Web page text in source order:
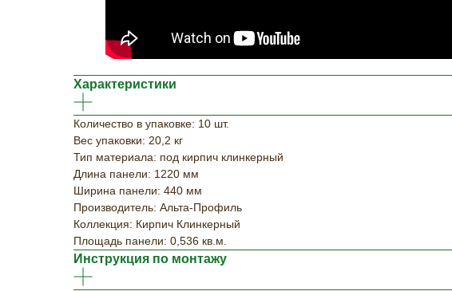
Характеристики
Количество в упаковке: 10 шт.
Вес упаковки: 20,2 кг
Тип материала: под кирпич клинкерный
Длина панели: 1220 мм
Ширина панели: 440 мм
Производитель: Альта-Профиль
Коллекция: Кирпич Клинкерный
Площадь панели: 0,536 кв.м.
Инструкция по монтажу